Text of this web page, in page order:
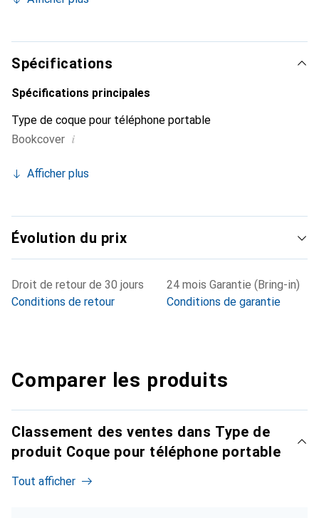
Elle devient l'accessoire chic et indispensable pour votre
produits de haute qualité, la marque Noreve est un choix
fiable pour une clientèle exigeante.
Spécifications
Spécifications principales
Type de coque pour téléphone portable
Bookcover i
Afficher plus
Évolution du prix
Droit de retour de 30 jours
Conditions de retour
24 mois Garantie (Bring-in)
Conditions de garantie
Comparer les produits
Classement des ventes dans Type de
produit Coque pour téléphone portable
Tout afficher